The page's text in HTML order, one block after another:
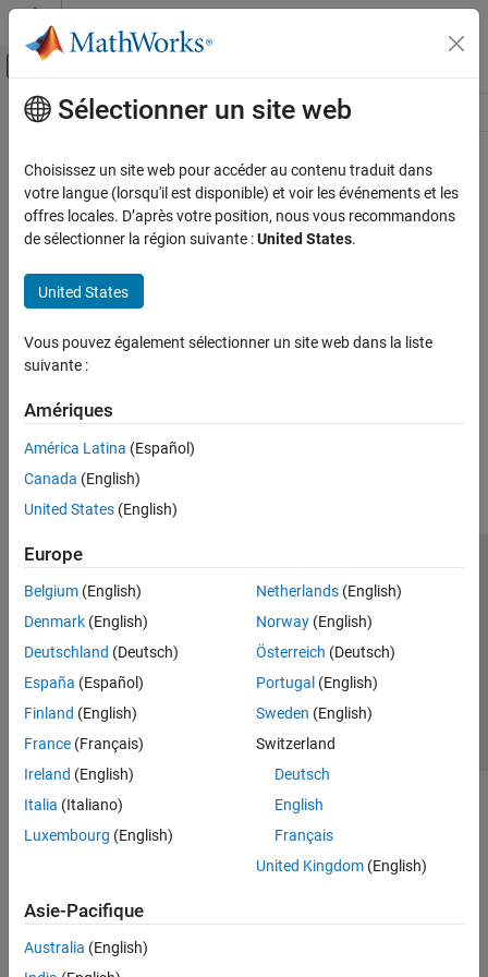
Passer au contenu
Activer/désactiver l'affichage du menu
Ressource
Contenu principal
Sélectionner un site web
Choisissez un site web pour accéder au contenu traduit dans
votre langue (lorsqu'il est disponible) et voir les événements et les
offres locales. D’après votre position, nous vous recommandons
de sélectionner la région suivante :United States.
United States
Vous pouvez également sélectionner un site web dans la liste
suivante :
Amériques
América Latina (Español)
Canada (English)
United States (English)
Europe
Belgium (English)
Denmark (English)
Deutschland (Deutsch)
España (Español)
Finland (English)
France (Français)
Ireland (English)
Italia (Italiano)
Luxembourg (English)
Netherlands(English)
Norway(English)
Österreich (Deutsch)
Portugal (English)
Sweden (English)
Switzerland
Deutsch
English
Français
United Kingdom(English)
Asie-Pacifique
Australia (English)
Lutte anti-piratage
Contacts locaux
© 1994-2026 The MathWorks, Inc.